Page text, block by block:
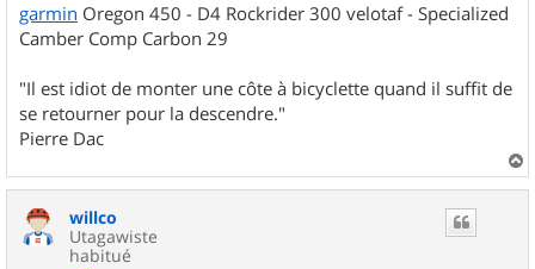
garmin Oregon 450 - D4 Rockrider 300 velotaf - Specialized
Camber Comp Carbon 29
"Il est idiot de monter une côte à bicyclette quand il suffit de
se retourner pour la descendre."
Pierre Dac
a
willco
Utagawiste
habitué